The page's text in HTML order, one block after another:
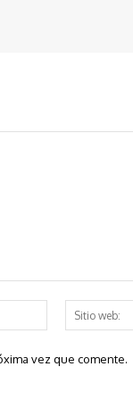
Correo
electrónico:*
vez que comente.